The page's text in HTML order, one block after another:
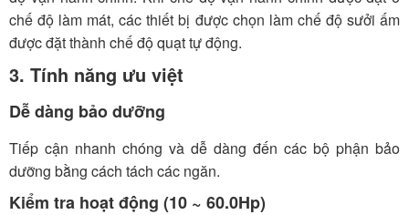
chế độ làm mát, các thiết bị được chọn làm chế độ sưởi ấm
được đặt thành chế độ quạt tự động.
3. Tính năng ưu việt
Dễ dàng bảo dưỡng
Tiếp cận nhanh chóng và dễ dàng đến các bộ phận bảo
dưỡng bằng cách tách các ngăn.
Kiểm tra hoạt động (10 ~ 60.0Hp)